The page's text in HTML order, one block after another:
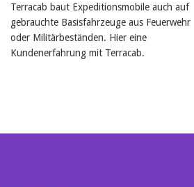
Terracab baut Expeditionsmobile auch auf
gebrauchte Basisfahrzeuge aus Feuerwehr
oder Militärbeständen. Hier eine
Kundenerfahrung mit Terracab.